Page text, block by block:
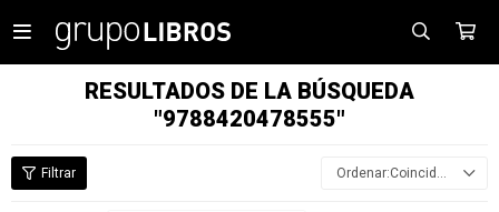

RESULTADOS DE LA BÚSQUEDA
"9788420478555"
Coincidencia